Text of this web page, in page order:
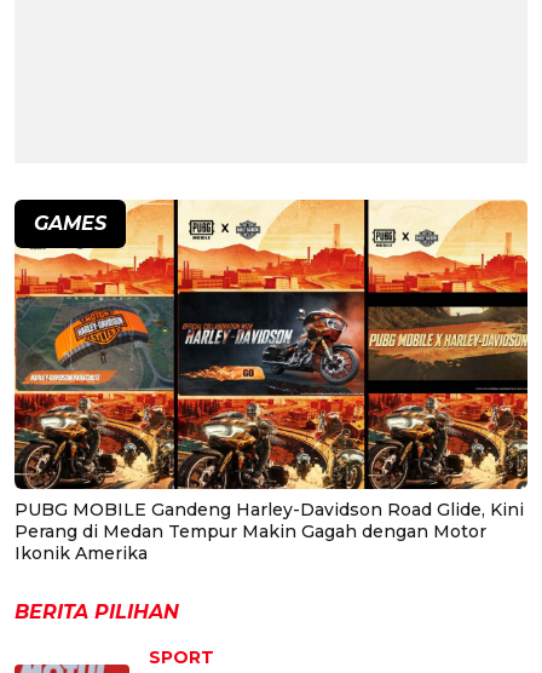
GAMES
PUBG MOBILE Gandeng Harley-Davidson Road Glide, Kini
Perang di Medan Tempur Makin Gagah dengan Motor
Ikonik Amerika
BERITA PILIHAN
SPORT